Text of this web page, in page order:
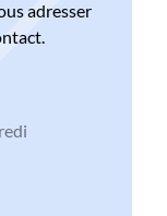
adresser